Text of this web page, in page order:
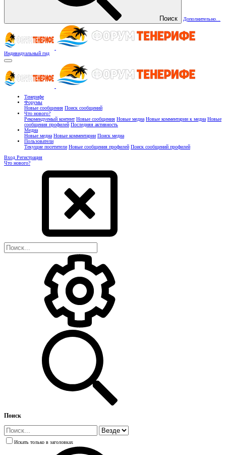
Поиск Дополнительно...
Индивидуальный гид
Тенерифе
Форумы
Новые сообщения Поиск сообщений
Что нового?
Рекомендуемый контент Новые сообщения Новые медиа Новые комментарии к медиа Новые
сообщения профилей Последняя активность
Медиа
Новые медиа Новые комментарии Поиск медиа
Пользователи
Текущие посетители Новые сообщения профилей Поиск сообщений профилей
Вход Регистрация
Что нового?
Поиск
Искать только в заголовках